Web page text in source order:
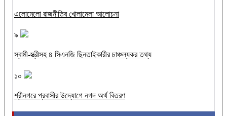
এলোমেলো রাজনীতির খোলামেলা আলোচনা
৯
স্বামী-স্ত্রীসহ ৪ সিএনজি ছিনতাইকারীর চাঞ্চল্যকর তথ্য
১০
শ্রীনগরে প্রবাসীর উদ্যোগে নগদ অর্থ বিতরণ